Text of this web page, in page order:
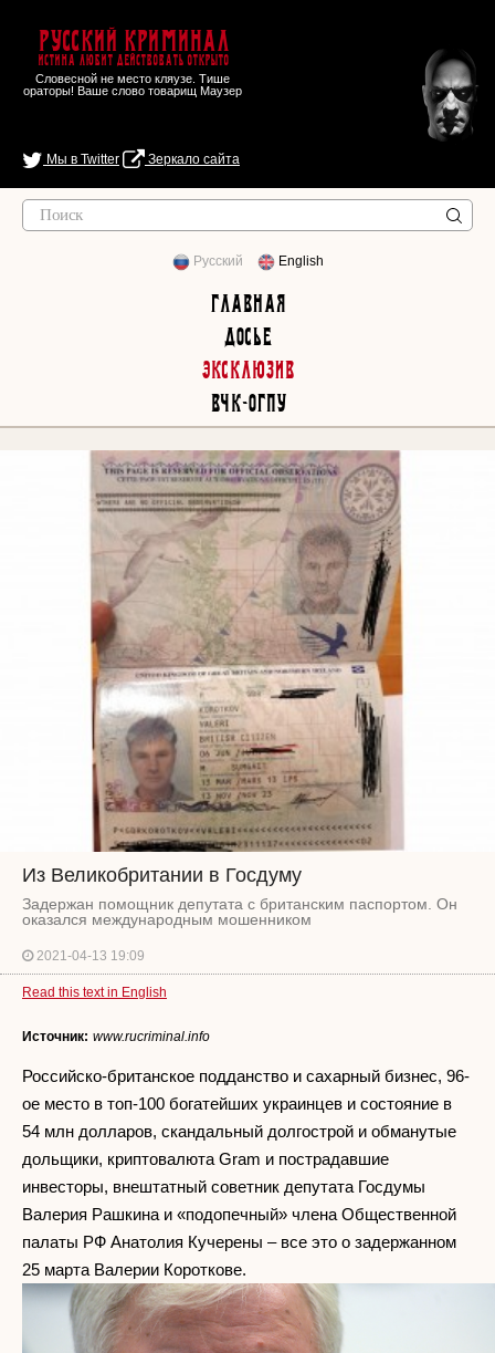
Русский Криминал
Истина любит действовать открыто
Словесной не место кляузе. Тише
ораторы! Ваше слово товарищ Маузер
Мы в Twitter Зеркало сайта
Русский English
Главная
Досье
Эксклюзив
ВЧК-ОГПУ
Из Великобритании в Госдуму
Задержан помощник депутата с британским паспортом. Он
оказался международным мошенником
2021-04-13 19:09
Read this text in English
Источник: www.rucriminal.info
Российско-британское подданство и сахарный бизнес, 96-
ое место в топ-100 богатейших украинцев и состояние в
54 млн долларов, скандальный долгострой и обманутые
дольщики, криптовалюта Gram и пострадавшие
инвесторы, внештатный советник депутата Госдумы
Валерия Рашкина и «подопечный» члена Общественной
палаты РФ Анатолия Кучерены – все это о задержанном
25 марта Валерии Короткове.